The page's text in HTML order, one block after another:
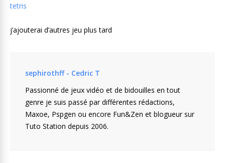
tetris
j’ajouterai d’autres jeu plus tard
sephirothff - Cedric T
Passionné de jeux vidéo et de bidouilles en tout
genre je suis passé par différentes rédactions,
Maxoe, Pspgen ou encore Fun&Zen et blogueur sur
Tuto Station depuis 2006.